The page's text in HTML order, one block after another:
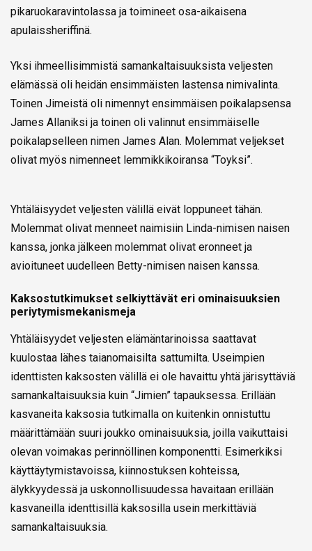
pikaruokaravintolassa ja toimineet osa-aikaisena
apulaissheriffinä.
Yksi ihmeellisimmistä samankaltaisuuksista veljesten
elämässä oli heidän ensimmäisten lastensa nimivalinta.
Toinen Jimeistä oli nimennyt ensimmäisen poikalapsensa
James Allaniksi ja toinen oli valinnut ensimmäiselle
poikalapselleen nimen James Alan. Molemmat veljekset
olivat myös nimenneet lemmikkikoiransa “Toyksi”.
Yhtäläisyydet veljesten välillä eivät loppuneet tähän.
Molemmat olivat menneet naimisiin Linda-nimisen naisen
kanssa, jonka jälkeen molemmat olivat eronneet ja
avioituneet uudelleen Betty-nimisen naisen kanssa.
Kaksostutkimukset selkiyttävät eri ominaisuuksien
periytymismekanismeja
Yhtäläisyydet veljesten elämäntarinoissa saattavat
kuulostaa lähes taianomaisilta sattumilta. Useimpien
identtisten kaksosten välillä ei ole havaittu yhtä järisyttäviä
samankaltaisuuksia kuin “Jimien” tapauksessa. Erillään
kasvaneita kaksosia tutkimalla on kuitenkin onnistuttu
määrittämään suuri joukko ominaisuuksia, joilla vaikuttaisi
olevan voimakas perinnöllinen komponentti. Esimerkiksi
käyttäytymistavoissa, kiinnostuksen kohteissa,
älykkyydessä ja uskonnollisuudessa havaitaan erillään
kasvaneilla identtisillä kaksosilla usein merkittäviä
samankaltaisuuksia.